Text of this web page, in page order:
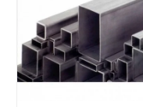
Policarbonat
Trepte și grătare zincate